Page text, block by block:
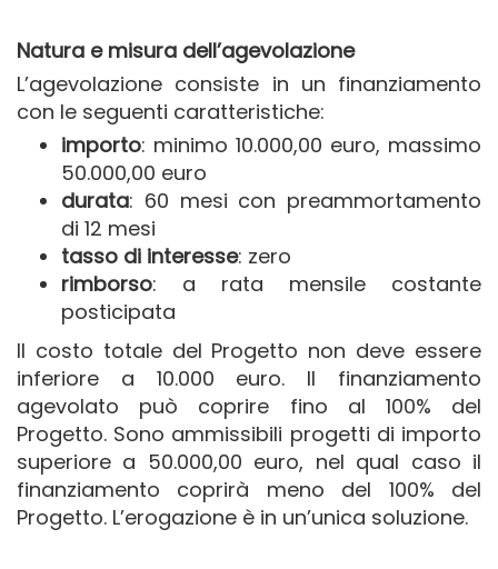
Natura e misura dell’agevolazione
L’agevolazione consiste in un finanziamento
con le seguenti caratteristiche:
importo: minimo 10.000,00 euro, massimo
50.000,00 euro
durata: 60 mesi con preammortamento
di 12 mesi
tasso di interesse: zero
rimborso: a rata mensile costante
posticipata
Il costo totale del Progetto non deve essere
inferiore a 10.000 euro. Il finanziamento
agevolato può coprire fino al 100% del
Progetto. Sono ammissibili progetti di importo
superiore a 50.000,00 euro, nel qual caso il
finanziamento coprirà meno del 100% del
Progetto. L’erogazione è in un’unica soluzione.